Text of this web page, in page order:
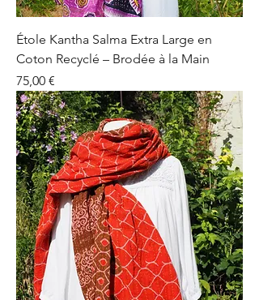
Étole Kantha Salma Extra Large en
Coton Recyclé – Brodée à la Main
Prix
75,00 €